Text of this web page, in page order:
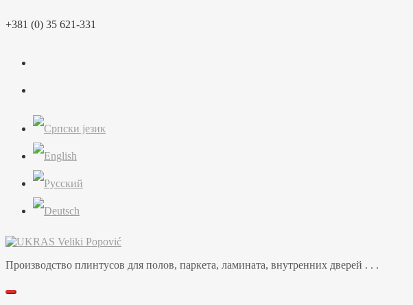
к
+381 (0) 35 621-331
Производство плинтусов для полов, паркета, ламината, внутренних дверей . . .